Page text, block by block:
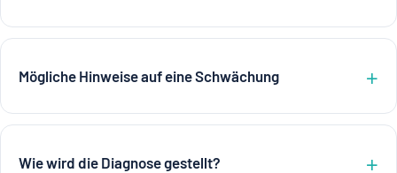
Mögliche Hinweise auf eine Schwächung
Wie wird die Diagnose gestellt?